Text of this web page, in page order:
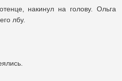
накинул на голову. Ольга
лбу.